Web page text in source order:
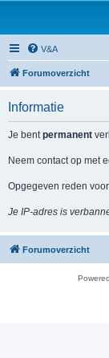
V&A
Forumoverzicht
Informatie
Je bentpermanent
Neem contact op met
Opgegeven reden
Je IP-adres is
Forumoverzicht